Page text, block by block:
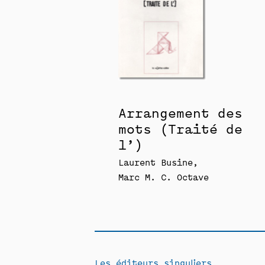
Arrangement des
mots (Traité de
l’)
Laurent Busine
Marc M. C. Octave
Les éditeurs singuliers